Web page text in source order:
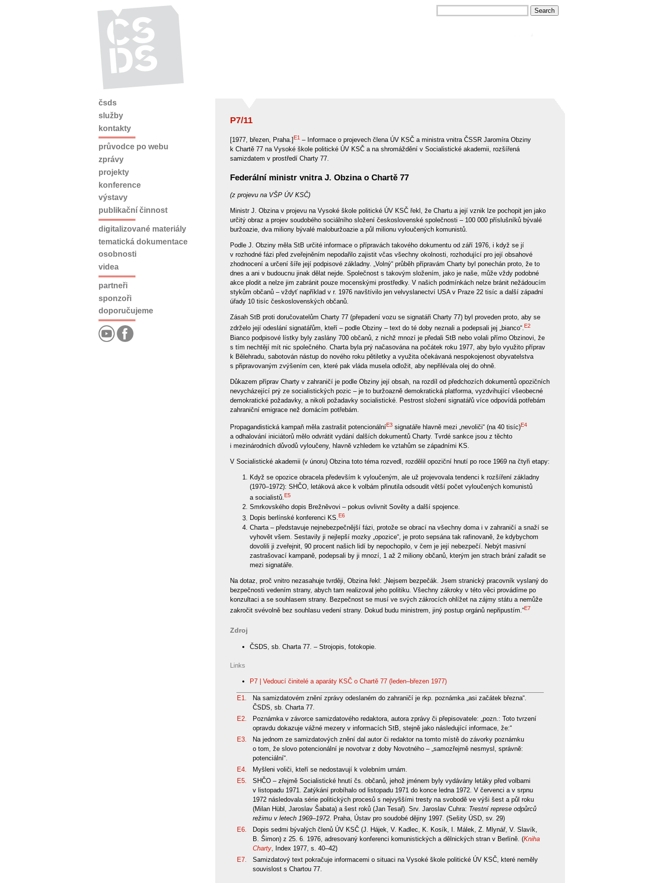
P7/11
[1977, březen, Praha.] E1 – Informace o projevech člena ÚV KSČ a ministra vnitra ČSSR Jaromíra Obziny
k Chartě 77 na Vysoké škole politické ÚV KSČ a na shromáždění v Socialistické akademii, rozšířená
samizdatem v prostředí Charty 77.
Federální ministr vnitra J. Obzina o Chartě 77
(z projevu na VŠP ÚV KSČ)
Ministr J. Obzina v projevu na Vysoké škole politické ÚV KSČ řekl, že Chartu a její vznik lze pochopit jen jako
určitý obraz a projev soudobého sociálního složení československé společnosti – 100 000 příslušníků bývalé
buržoazie, dva miliony bývalé maloburžoazie a půl milionu vyloučených komunistů.
Podle J. Obziny měla StB určité informace o přípravách takového dokumentu od září 1976, i když se jí
v rozhodné fázi před zveřejněním nepodařilo zajistit včas všechny okolnosti, rozhodující pro její obsahové
zhodnocení a určení šíře její podpisové základny. „Volný“ průběh přípravám Charty byl ponechán proto, že to
dnes a ani v budoucnu jinak dělat nejde. Společnost s takovým složením, jako je naše, může vždy podobné
akce plodit a nelze jim zabránit pouze mocenskými prostředky. V našich podmínkách nelze bránit nežádoucím
stykům občanů – vždyť například v r. 1976 navštívilo jen velvyslanectví USA v Praze 22 tisíc a další západní
úřady 10 tisíc československých občanů.
Zásah StB proti doručovatelům Charty 77 (přepadení vozu se signatáři Charty 77) byl proveden proto, aby se
zdrželo její odeslání signatářům, kteří – podle Obziny – text do té doby neznali a podepsali jej „bianco“. E2
Bianco podpisové lístky byly zaslány 700 občanů, z nichž mnozí je předali StB nebo volali přímo Obzinovi, že
s tím nechtějí mít nic společného. Charta byla prý načasována na počátek roku 1977, aby bylo využito příprav
k Bělehradu, sabotován nástup do nového roku pětiletky a využita očekávaná nespokojenost obyvatelstva
s připravovaným zvýšením cen, které pak vláda musela odložit, aby nepřilévala olej do ohně.
Důkazem příprav Charty v zahraničí je podle Obziny její obsah, na rozdíl od předchozích dokumentů opozičních
nevycházející prý ze socialistických pozic – je to buržoazně demokratická platforma, vyzdvihující všeobecné
demokratické požadavky, a nikoli požadavky socialistické. Pestrost složení signatářů více odpovídá potřebám
zahraniční emigrace než domácím potřebám.
Propagandistická kampaň měla zastrašit potencionálníE3 signatáře hlavně mezi „nevoliči“ (na 40 tisíc)E4
a odhalování iniciátorů mělo odvrátit vydání dalších dokumentů Charty. Tvrdé sankce jsou z těchto
i mezinárodních důvodů vyloučeny, hlavně vzhledem ke vztahům se západními KS.
V Socialistické akademii (v únoru) Obzina toto téma rozvedl, rozdělil opoziční hnutí po roce 1969 na čtyři etapy:
Když se opozice obracela především k vyloučeným, ale už projevovala tendenci k rozšíření základny
(1970–1972): SHČO, letáková akce k volbám přinutila odsoudit větší počet vyloučených komunistů
a socialistů.E5
Smrkovského dopis Brežněvovi – pokus ovlivnit Sověty a další spojence.
Dopis berlínské konferenci KS. E6
Charta – představuje nejnebezpečnější fázi, protože se obrací na všechny doma i v zahraničí a snaží se
vyhovět všem. Sestavily ji nejlepší mozky „opozice“, je proto sepsána tak rafinovaně, že kdybychom
dovolili ji zveřejnit, 90 procent našich lidí by nepochopilo, v čem je její nebezpečí. Nebýt masivní
zastrašovací kampaně, podepsali by ji mnozí, 1 až 2 miliony občanů, kterým jen strach brání zařadit se
mezi signatáře.
Na dotaz, proč vnitro nezasahuje tvrději, Obzina řekl: „Nejsem bezpečák. Jsem stranický pracovník vyslaný do
bezpečnosti vedením strany, abych tam realizoval jeho politiku. Všechny zákroky v této věci provádíme po
konzultaci a se souhlasem strany. Bezpečnost se musí ve svých zákrocích ohlížet na zájmy státu a nemůže
zakročit svévolně bez souhlasu vedení strany. Dokud budu ministrem, jiný postup orgánů nepřipustím.“E7
Zdroj
ČSDS, sb. Charta 77. – Strojopis, fotokopie.
Links
P7 | Vedoucí činitelé a aparáty KSČ o Chartě 77 (leden–březen 1977)
E1.
Na samizdatovém znění zprávy odeslaném do zahraničí je rkp. poznámka „asi začátek března“.
ČSDS, sb. Charta 77.
E2.
Poznámka v závorce samizdatového redaktora, autora zprávy či přepisovatele: „pozn.: Toto tvrzení
opravdu dokazuje vážné mezery v informacích StB, stejně jako následující informace, že:“
E3.
Na jednom ze samizdatových znění dal autor či redaktor na tomto místě do závorky poznámku
o tom, že slovo potencionální je novotvar z doby Novotného – „samozřejmě nesmysl, správně:
potenciální“.
E4.
Myšleni voliči, kteří se nedostavují k volebním urnám.
E5.
SHČO – zřejmě Socialistické hnutí čs. občanů, jehož jménem byly vydávány letáky před volbami
v listopadu 1971. Zatýkání probíhalo od listopadu 1971 do konce ledna 1972. V červenci a v srpnu
1972 následovala série politických procesů s nejvyššími tresty na svobodě ve výši šest a půl roku
(Milan Hübl, Jaroslav Šabata) a šest roků (Jan Tesař). Srv. Jaroslav Cuhra: Trestní represe odpůrců
režimu v letech 1969–1972. Praha, Ústav pro soudobé dějiny 1997. (Sešity ÚSD, sv. 29)
E6.
Dopis sedmi bývalých členů ÚV KSČ (J. Hájek, V. Kadlec, K. Kosík, I. Málek, Z. Mlynář, V. Slavík,
B. Šimon) z 25. 6. 1976, adresovaný konferenci komunistických a dělnických stran v Berlíně. (Kniha
Charty, Index 1977, s. 40–42)
E7.
Samizdatový text pokračuje informacemi o situaci na Vysoké škole politické ÚV KSČ, které neměly
souvislost s Chartou 77.
čsds
služby
kontakty
průvodce po webu
zprávy
projekty
konference
výstavy
publikační činnost
digitalizované materiály
tematická dokumentace
osobnosti
videa
partneři
sponzoři
doporučujeme